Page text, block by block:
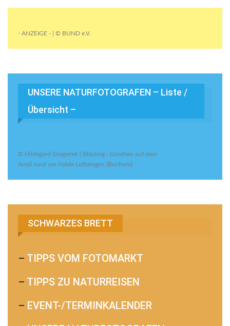
- ANZEIGE - | © BUND e.V.
UNSERE NATURFOTOGRAFEN – Liste /
Übersicht –
© Hildegard Grygierek | Bläuling - Gesehen auf dem
Areal rund um Halde Lothringen (Bochum)
SCHWARZES BRETT
– TIPPS VOM FOTOMARKT
– TIPPS ZU NATURREISEN
– EVENT-/TERMINKALENDER